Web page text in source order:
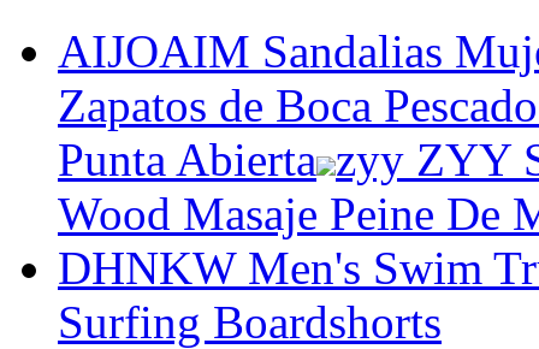
AIJOAIM Sandalias
Zapatos de Boca
Punta Abierta zyy ZYY
Wood Masaje Peine De
DHNKW Men's Swim
Surfing Boardshorts